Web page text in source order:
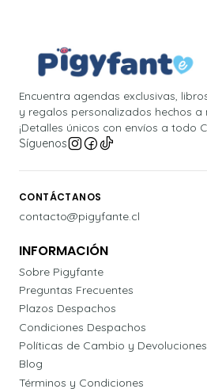
Encuentra agendas exclusivas,
y regalos personalizados hechos a
¡Detalles únicos con envíos a todo
Síguenos
CONTÁCTANOS
contacto@pigyfante.cl
INFORMACIÓN
Sobre Pigyfante
Preguntas Frecuentes
Plazos Despachos
Condiciones Despachos
Políticas de Cambio y Devoluciones
Blog
Términos y Condiciones